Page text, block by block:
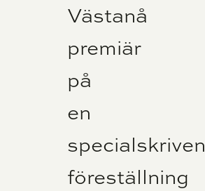
Västanå
premiär
på
en
specialskriven
föreställning